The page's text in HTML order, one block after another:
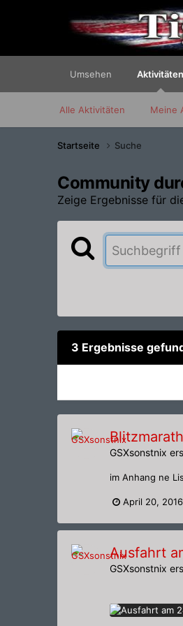
Umsehen Aktivitäten
Alle Aktivitäten Meine
Startseite Suche
Community
Zeige Ergebnisse für
3 Ergebnisse
GSXsonstnix
im Anhang ne
April 20, 2016
Ausfahrt
GSXsonstnix